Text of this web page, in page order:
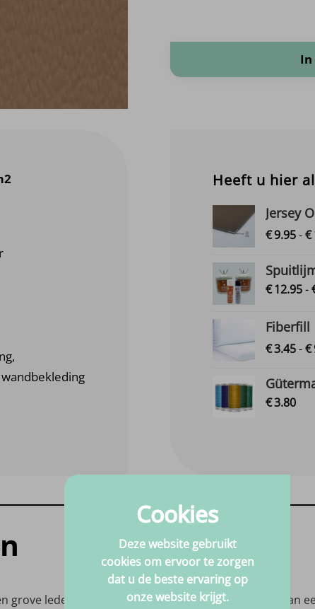
Heeft u hier
Jersey
€9.95-€
€12.95-
Fiberfill
€3.45-€
€3.80
grove ledernerf en een vilten achterzijde, voorzien van
Cookies
Deze website gebruikt
cookies om ervoor te zorgen
dat u de beste ervaring op
onze website krijgt.